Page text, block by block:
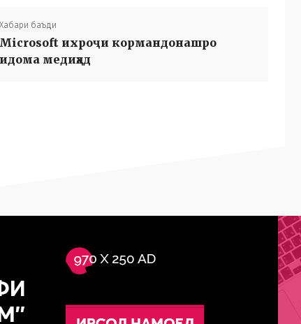
Хабари баъди
Microsoft ихроҷи кормандонашро
идома медиҳад